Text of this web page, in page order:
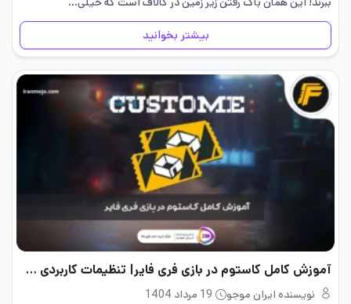
بیشتر بخوانید
آموزش کامل کاستوم در بازی فری فایر| تنظیمات کاربردی 2026
نویسنده ایران موجو
19 مرداد 1404